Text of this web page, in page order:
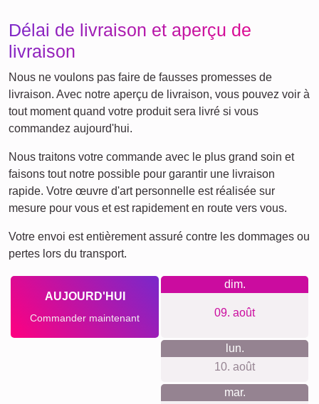
Délai de livraison et aperçu de
livraison
Nous ne voulons pas faire de fausses promesses de
livraison. Avec notre aperçu de livraison, vous pouvez voir à
tout moment quand votre produit sera livré si vous
commandez aujourd'hui.
Nous traitons votre commande avec le plus grand soin et
faisons tout notre possible pour garantir une livraison
rapide. Votre œuvre d'art personnelle est réalisée sur
mesure pour vous et est rapidement en route vers vous.
Votre envoi est entièrement assuré contre les dommages ou
pertes lors du transport.
AUJOURD'HUI
Commander maintenant
dim.
09. août
lun.
10. août
mar.